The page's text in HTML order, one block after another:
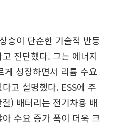
승이 단순한 기술적 반등
진단했다. 그는 에너지
게 성장하면서 리튬 수요
고 설명했다. ESS에 주
) 배터리는 전기차용 배
수요 증가 폭이 더욱 크